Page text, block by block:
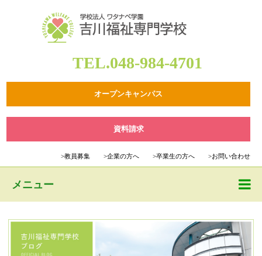
TEL.048-984-4701
オープンキャンパス
資料請求
>教員募集 >企業の方へ >卒業生の方へ >お問い合わせ
メニュー